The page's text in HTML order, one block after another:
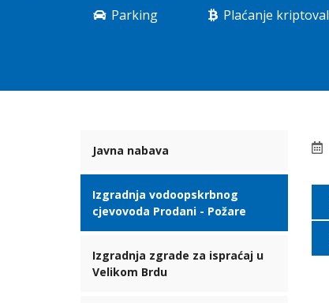
Parking Plaćanje
Javna nabava
Izgradnja vodoopskrbnog
cjevovoda Prodani - Požare
Izgradnja zgrade za ispraćaj u
Velikom Brdu